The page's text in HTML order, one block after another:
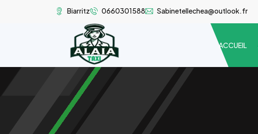
Biarritz 0660301588 Sabinetellechea@outlook.fr
ACCUEIL